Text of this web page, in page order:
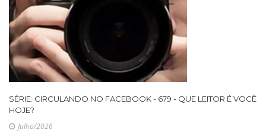
SÉRIE: CIRCULANDO NO FACEBOOK - 679 - QUE LEITOR É VOCÊ
HOJE?
Julho/2026